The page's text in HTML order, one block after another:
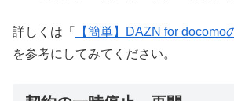
詳しくは「 【簡単】DAZN for docomo
を参考にしてみてください。